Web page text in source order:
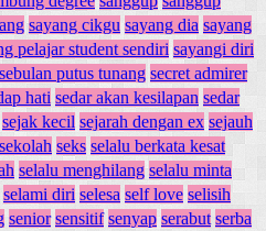
sayang cikgu sayang dia sayang
pelajar student sendiri sayangi diri
sebulan putus tunang secret admirer
hati sedar akan kesilapan sedar
sejak kecil sejarah dengan ex sejauh
sekolah seks selalu berkata kesat
selalu menghilang selalu minta
selami diri selesa self love selisih
senior sensitif senyap serabut serba